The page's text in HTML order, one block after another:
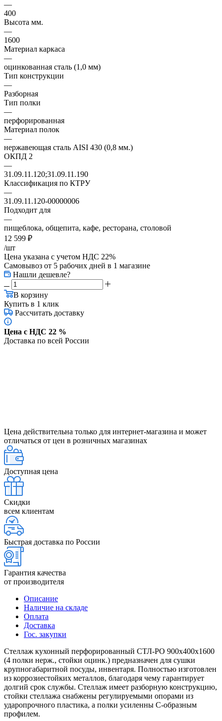
—
400
Высота мм.
—
1600
Материал каркаса
—
оцинкованная сталь (1,0 мм)
Тип конструкции
—
Разборная
Тип полки
—
перфорированная
Материал полок
—
нержавеющая сталь AISI 430 (0,8 мм.)
ОКПД 2
—
31.09.11.120;31.09.11.190
Классификация по КТРУ
—
31.09.11.120-00000006
Подходит для
—
пищеблока, общепита, кафе, ресторана, столовой
12 599 ₽
/шт
Цена указана с учетом НДС 22%
Самовывоз от 5 рабочих дней в 1 магазине
Нашли дешевле?
В корзину
Купить в 1 клик
Рассчитать доставку
Цена с НДС 22 %
Доставка по всей России
Цена действительна только для интернет-магазина и может
отличаться от цен в розничных магазинах
Доступная цена
Скидки
всем клиентам
Быстрая доставка по России
Гарантия качества
от производителя
Описание
Наличие на складе
Оплата
Доставка
Гос. закупки
Стеллаж кухонный перфорированный СТЛ-РО 900х400х1600
(4 полки нерж., стойки оцинк.) предназначен для сушки
крупногабаритной посуды, инвентаря. Полностью изготовлен
из коррозиестойких металлов, благодаря чему гарантирует
долгий срок службы. Стеллаж имеет разборную конструкцию,
стойки стеллажа снабжены регулируемыми опорами из
ударопрочного пластика, а полки усиленны С-образным
профилем.